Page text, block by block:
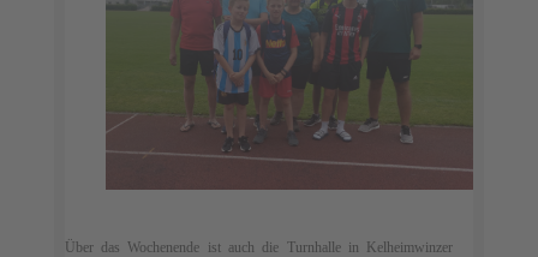
Über das Wochenende ist auch die Turnhalle in Kelheimwinzer